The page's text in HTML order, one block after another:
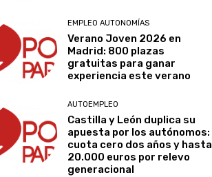
EMPLEO AUTONOMÍAS
Verano Joven 2026 en
Madrid: 800 plazas
gratuitas para ganar
experiencia este verano
AUTOEMPLEO
Castilla y León duplica su
apuesta por los autónomos:
cuota cero dos años y hasta
20.000 euros por relevo
generacional